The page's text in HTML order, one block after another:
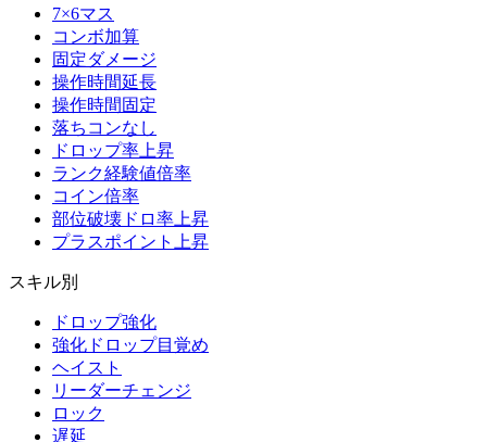
7×6マス
コンボ加算
固定ダメージ
操作時間延長
操作時間固定
落ちコンなし
ドロップ率上昇
ランク経験値倍率
コイン倍率
部位破壊ドロ率上昇
プラスポイント上昇
スキル別
ドロップ強化
強化ドロップ目覚め
ヘイスト
リーダーチェンジ
ロック
遅延